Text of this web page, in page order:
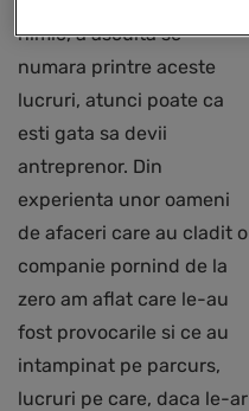
nimic, a asculta se
numara printre aceste
lucruri, atunci poate ca
esti gata sa devii
antreprenor. Din
experienta unor oameni
de afaceri care au cladit o
companie pornind de la
zero am aflat care le-au
fost provocarile si ce au
intampinat pe parcurs,
lucruri pe care, daca le-ar